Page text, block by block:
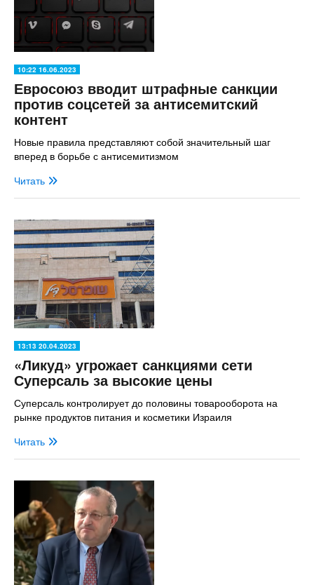
10:22 16.06.2023
Евросоюз вводит штрафные санкции
против соцсетей за антисемитский
контент
Новые правила представляют собой значительный шаг
вперед в борьбе с антисемитизмом
Читать
13:13 20.04.2023
«Ликуд» угрожает санкциями сети
Суперсаль за высокие цены
Суперсаль контролирует до половины товарооборота на
рынке продуктов питания и косметики Израиля
Читать